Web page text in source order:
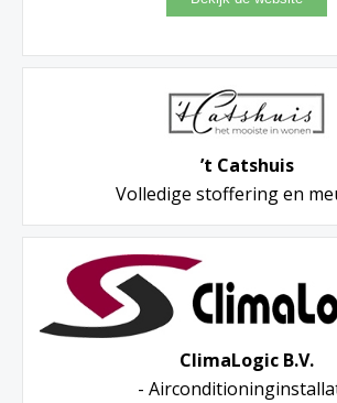
’t Catshuis
Volledige stoffering en
ClimaLogic B.V.
-